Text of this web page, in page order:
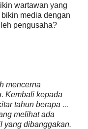
wartawan yang
media dengan
pengusaha?
mencerna
Kembali kepada
tahun berapa ...
melihat ada
yang dibanggakan.